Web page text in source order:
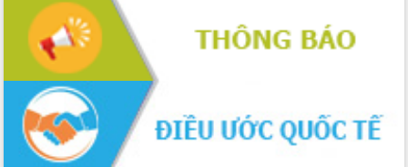
Đắk Lắk: Tôn vinh 46 giải pháp tại Hội
thi Sáng tạo Kỹ thuật 2024 - 2025
Đắk Lắk rà soát, điều chỉnh Đề án 190
về phát triển nuôi trồng thủy sản
Phó Chủ tịch UBND tỉnh Đắk Lắk
Trương Công Thái kiểm tra thực địa
Dự án cao tốc Khánh Hòa - Buôn Ma
Thuột